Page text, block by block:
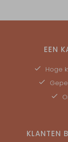
EEN
Hoge
KLANTEN